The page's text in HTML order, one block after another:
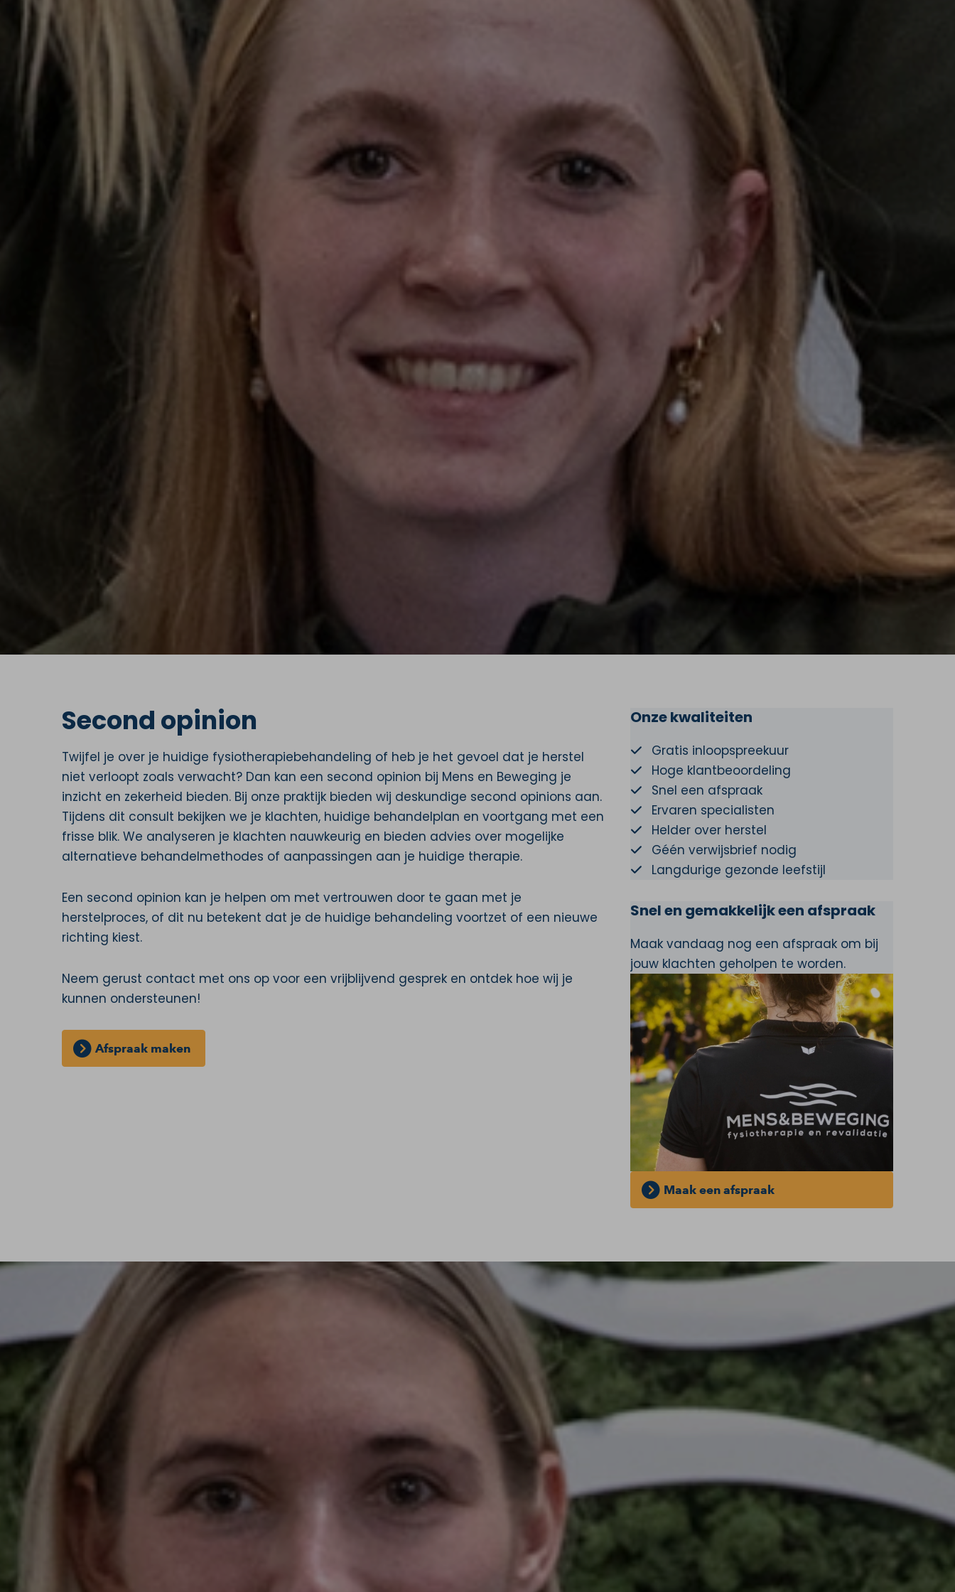
Second opinion
Twijfel je over je huidige fysiotherapiebehandeling of heb je het gevoel dat je herstel
niet verloopt zoals verwacht? Dan kan een second opinion bij Mens en Beweging je
inzicht en zekerheid bieden. Bij onze praktijk bieden wij deskundige second opinions aan.
Tijdens dit consult bekijken we je klachten, huidige behandelplan en voortgang met een
frisse blik. We analyseren je klachten nauwkeurig en bieden advies over mogelijke
alternatieve behandelmethodes of aanpassingen aan je huidige therapie.
Een second opinion kan je helpen om met vertrouwen door te gaan met je
herstelproces, of dit nu betekent dat je de huidige behandeling voortzet of een nieuwe
richting kiest.
Neem gerust contact met ons op voor een vrijblijvend gesprek en ontdek hoe wij je
kunnen ondersteunen!
Afspraak maken
Onze kwaliteiten
Gratis inloopspreekuur
Hoge klantbeoordeling
Snel een afspraak
Ervaren specialisten
Helder over herstel
Géén verwijsbrief nodig
Langdurige gezonde leefstijl
Snel en gemakkelijk een afspraak
Maak vandaag nog een afspraak om bij
jouw klachten geholpen te worden.
Maak een afspraak